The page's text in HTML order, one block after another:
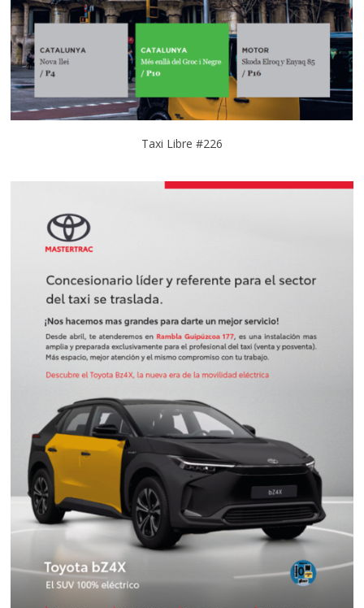
Taxi Libre #226